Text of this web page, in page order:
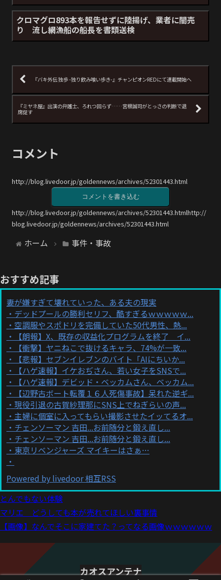
クロマグロ893本を報告せずに陸揚げ、業者に闇売
り 流し網漁船の船長を書類送検
『バキ外伝 独歩 -独り飲み喰い歩き-』チャンピオンREDにて連載開始へ
『ミヤネ屋』出演の弁護士、ろれつ回らず……宮根誠司がとっさの判断で退
席促す
コメント
http://blog.livedoor.jp/goldennews/archives/52301443.html
コメントを書き込む
http://blog.livedoor.jp/goldennews/archives/52301443.htmlhttp://
blog.livedoor.jp/goldennews/archives/52301443.html
ホーム 事件・事故
おすすめ記事
妻が嫌すぎて壊れていった、ある夫の現実
デッドプールの勝利セリフ、酷すぎるｗｗｗｗｗ...
空調服やスポドリを完備していた50代男性、熱...
【朗報】X、既存の収益化プログラムを終了 イ...
【衝撃】ヤニねこで抜けるキャラ、74%が一致...
【悲報】セブンイレブンのバイト「AIにちいか...
【ハゲ速報】イケおぢさん、若い女子をSNSで...
【ハゲ速報】デビッド・ベッカムさん、ベッカム...
【辺野古ボート転覆１６人死傷事故】呆れた逆ギ...
現役引退の古賀紗理那にSNS上でねぎらいの声...
主婦に個室に入ってもらい撮影させたイッてるオ...
チェンソーマン 吉田...お前随分と鍛え直し...
チェンソーマン 吉田...お前随分と鍛え直し...
東京リベンジャーズ マイキーはさぁ…
Powered by livedoor 相互RSS
とんでもない体験
マリエ どうしても本が売れてほしい裏事情
【画像】なんでそこに家建てた？ってなる画像ｗｗｗｗｗｗ
カオスアンテナ